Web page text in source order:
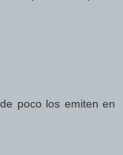
poco los emiten en